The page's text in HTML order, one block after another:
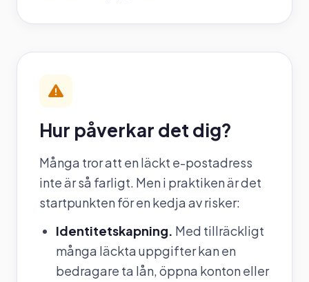
Hur påverkar det dig?
Många tror att en läckt e-postadress
inte är så farligt. Men i praktiken är det
startpunkten för en kedja av risker:
Identitetskapning. Med tillräckligt
många läckta uppgifter kan en
bedragare ta lån, öppna konton eller